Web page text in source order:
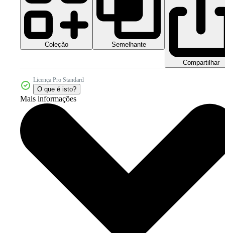
Coleção Semelhante
Compartilhar
Licença Pro Standard
O que é isto?
Mais informações